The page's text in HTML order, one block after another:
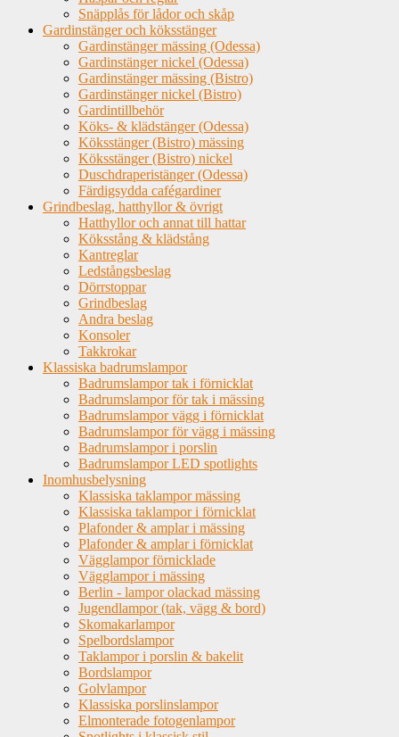
Snäpplås för lådor och skåp
Gardinstänger och köksstänger
Gardinstänger mässing (Odessa)
Gardinstänger nickel (Odessa)
Gardinstänger mässing (Bistro)
Gardinstänger nickel (Bistro)
Gardintillbehör
Köks- & klädstänger (Odessa)
Köksstänger (Bistro) mässing
Köksstänger (Bistro) nickel
Duschdraperistänger (Odessa)
Färdigsydda cafégardiner
Grindbeslag, hatthyllor & övrigt
Hatthyllor och annat till hattar
Köksstång & klädstång
Kantreglar
Ledstångsbeslag
Dörrstoppar
Grindbeslag
Andra beslag
Konsoler
Takkrokar
Klassiska badrumslampor
Badrumslampor tak i förnicklat
Badrumslampor för tak i mässing
Badrumslampor vägg i förnicklat
Badrumslampor för vägg i mässing
Badrumslampor i porslin
Badrumslampor LED spotlights
Inomhusbelysning
Klassiska taklampor mässing
Klassiska taklampor i förnicklat
Plafonder & amplar i mässing
Plafonder & amplar i förnicklat
Vägglampor förnicklade
Vägglampor i mässing
Berlin - lampor olackad mässing
Jugendlampor (tak, vägg & bord)
Skomakarlampor
Spelbordslampor
Taklampor i porslin & bakelit
Bordslampor
Golvlampor
Klassiska porslinslampor
Elmonterade fotogenlampor